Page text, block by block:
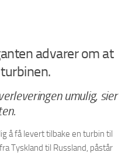
advarer om at
umulig, sier
å få levert tilbake en turbin til
Tyskland til Russland, påstår